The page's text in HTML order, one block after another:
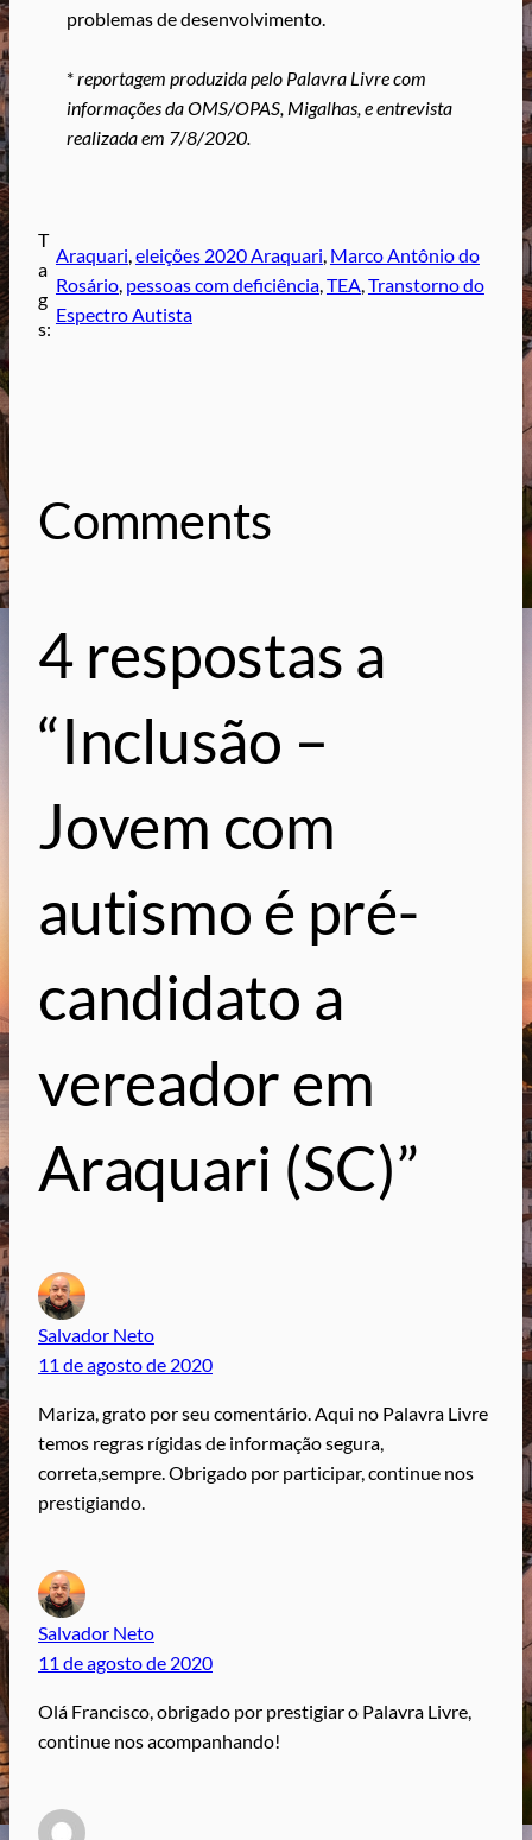
problemas de desenvolvimento.
*reportagem produzida pelo Palavra Livre com
informações da OMS/OPAS, Migalhas, e entrevista
realizada em 7/8/2020.
T
a
g
s:
Araquari, eleições 2020 Araquari, Marco Antônio do
Rosário, pessoas com deficiência, TEA, Transtorno do
Espectro Autista
Comments
4 respostas a
“Inclusão –
Jovem com
autismo é pré-
candidato a
vereador em
Araquari (SC)”
Salvador Neto
11 de agosto de 2020
Mariza, grato por seu comentário. Aqui no Palavra Livre
temos regras rígidas de informação segura,
correta,sempre. Obrigado por participar, continue nos
prestigiando.
Salvador Neto
11 de agosto de 2020
Olá Francisco, obrigado por prestigiar o Palavra Livre,
continue nos acompanhando!